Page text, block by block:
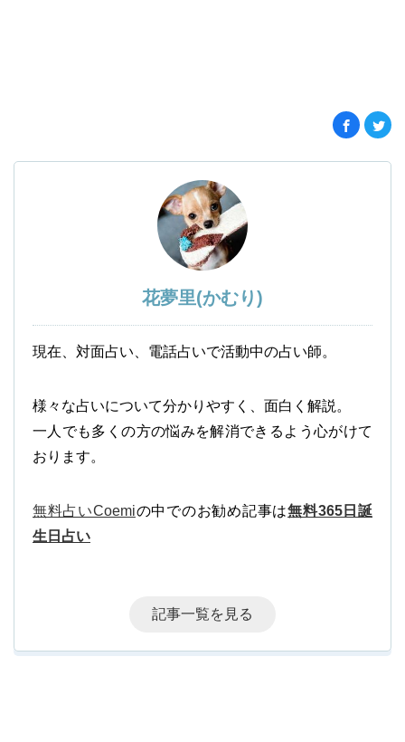
花夢里(かむり)
現在、対面占い、電話占いで活動中の占い師。
様々な占いについて分かりやすく、面白く解説。
一人でも多くの方の悩みを解消できるよう心がけて
おります。
無料占いCoemiの中でのお勧め記事は無料365日誕
生日占い
記事一覧を見る